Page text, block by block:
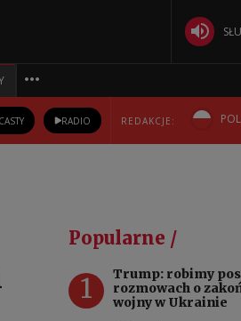
RADIO REDAKCJE:
Popularne /
1
Trump: robimy
rozmowach o
wojny w Ukrainie